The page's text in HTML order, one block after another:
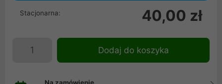
Stacjonarna: 40,00 zł
Dodaj do koszyka